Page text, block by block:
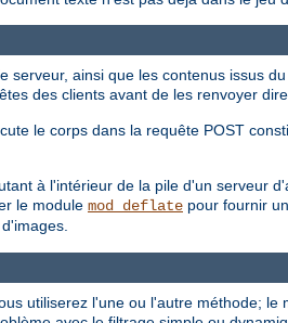
ainsi que les contenus issus
des clients avant de les renvoyer
le corps dans la requête POST
à l'intérieur de la pile d'un serveur
le module mod_deflate pour fournir
utiliserez l'une ou l'autre méthode;